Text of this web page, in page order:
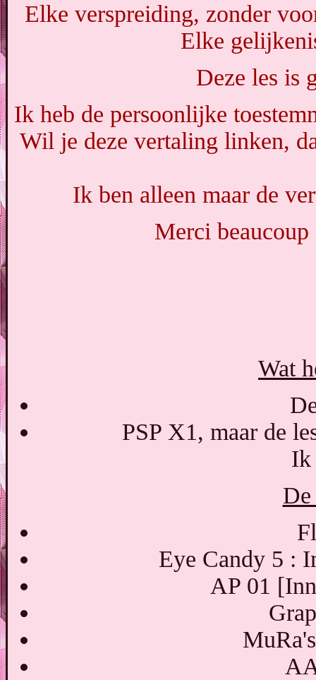
Elke verspreiding, zonder
Elke
Deze les is
Ik heb de persoonlijke
Wil je deze vertaling linken,
Ik ben alleen maar de
Merci
Wat
PSP X1, maar de
Ik
Eye Candy 5 :
AP 01